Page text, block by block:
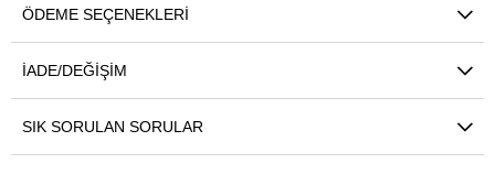
ÖDEME SEÇENEKLERI
İADE/DEĞIŞIM
SIK SORULAN SORULAR